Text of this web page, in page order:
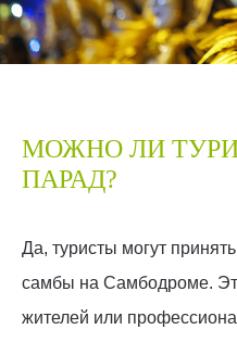
МОЖНО ЛИ
ПАРАД?
Да, туристы могут
самбы на Самбодроме.
жителей или